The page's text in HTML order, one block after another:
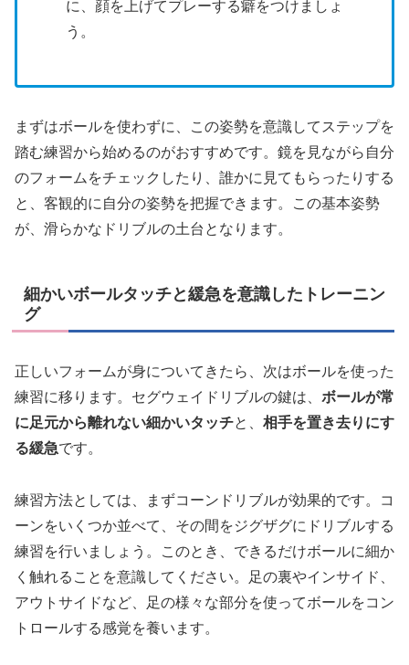
に、顔を上げてプレーする癖をつけましょ
う。
まずはボールを使わずに、この姿勢を意識してステップを
踏む練習から始めるのがおすすめです。鏡を見ながら自分
のフォームをチェックしたり、誰かに見てもらったりする
と、客観的に自分の姿勢を把握できます。この基本姿勢
が、滑らかなドリブルの土台となります。
細かいボールタッチと緩急を意識したトレーニン
グ
正しいフォームが身についてきたら、次はボールを使った
練習に移ります。セグウェイドリブルの鍵は、 ボールが常
に足元から離れない細かいタッチと、 相手を置き去りにす
る緩急です。
練習方法としては、まずコーンドリブルが効果的です。コ
ーンをいくつか並べて、その間をジグザグにドリブルする
練習を行いましょう。このとき、できるだけボールに細か
く触れることを意識してください。足の裏やインサイド、
アウトサイドなど、足の様々な部分を使ってボールをコン
トロールする感覚を養います。